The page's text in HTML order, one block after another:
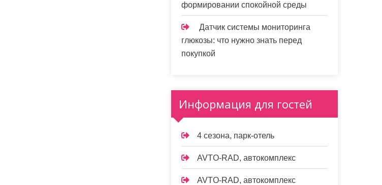
формировании спокойной среды
Датчик системы мониторинга
глюкозы: что нужно знать перед
покупкой
Информация для гостей
4 сезона, парк-отель
AVTO-RAD, автокомплекс
AVTO-RAD, автокомплекс